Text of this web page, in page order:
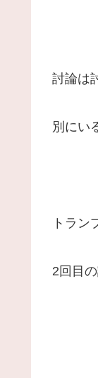
討論は
別にい
トラン
2回目